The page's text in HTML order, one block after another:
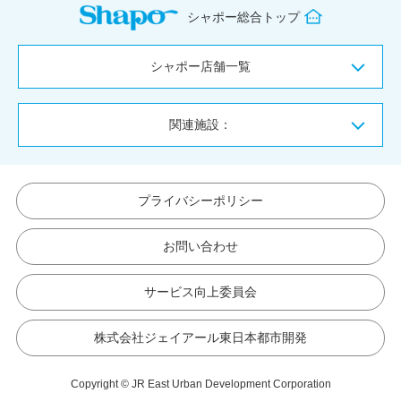
シャポー総合トップ
シャポー店舗一覧
関連施設：
プライバシーポリシー
お問い合わせ
サービス向上委員会
株式会社ジェイアール東日本都市開発
Copyright © JR East Urban Development Corporation